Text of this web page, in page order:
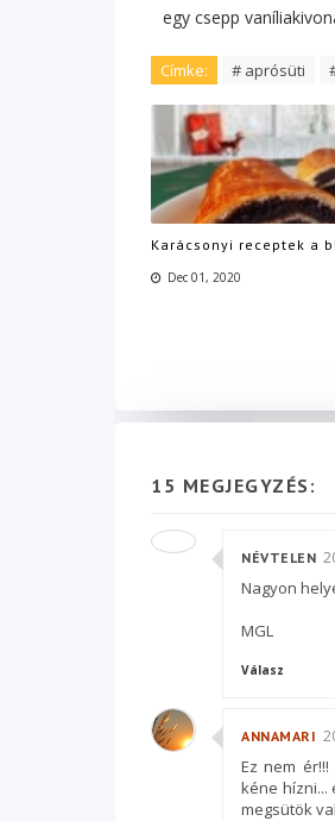
egy csepp
Címke: # aprósüti
Karácsonyi receptek a
Dec 01, 2020
15 MEGJEGYZÉS:
NÉVTELEN
Nagyon
MGL
Válasz
ANNAMARI
Ez nem
kéne hízni...
megsütök